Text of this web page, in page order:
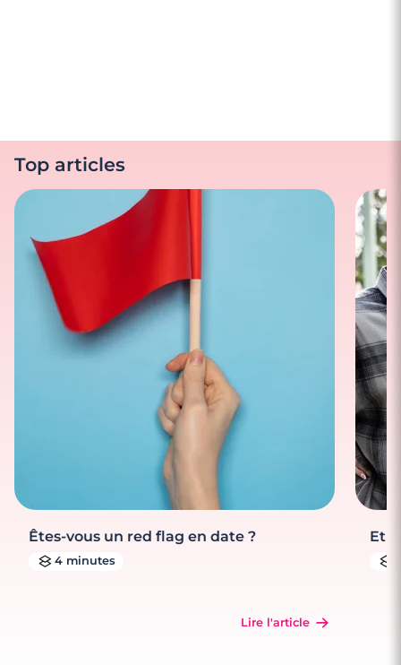
Top articles
Êtes-vous un red flag en date ?
4 minutes
Lire l'article
Et